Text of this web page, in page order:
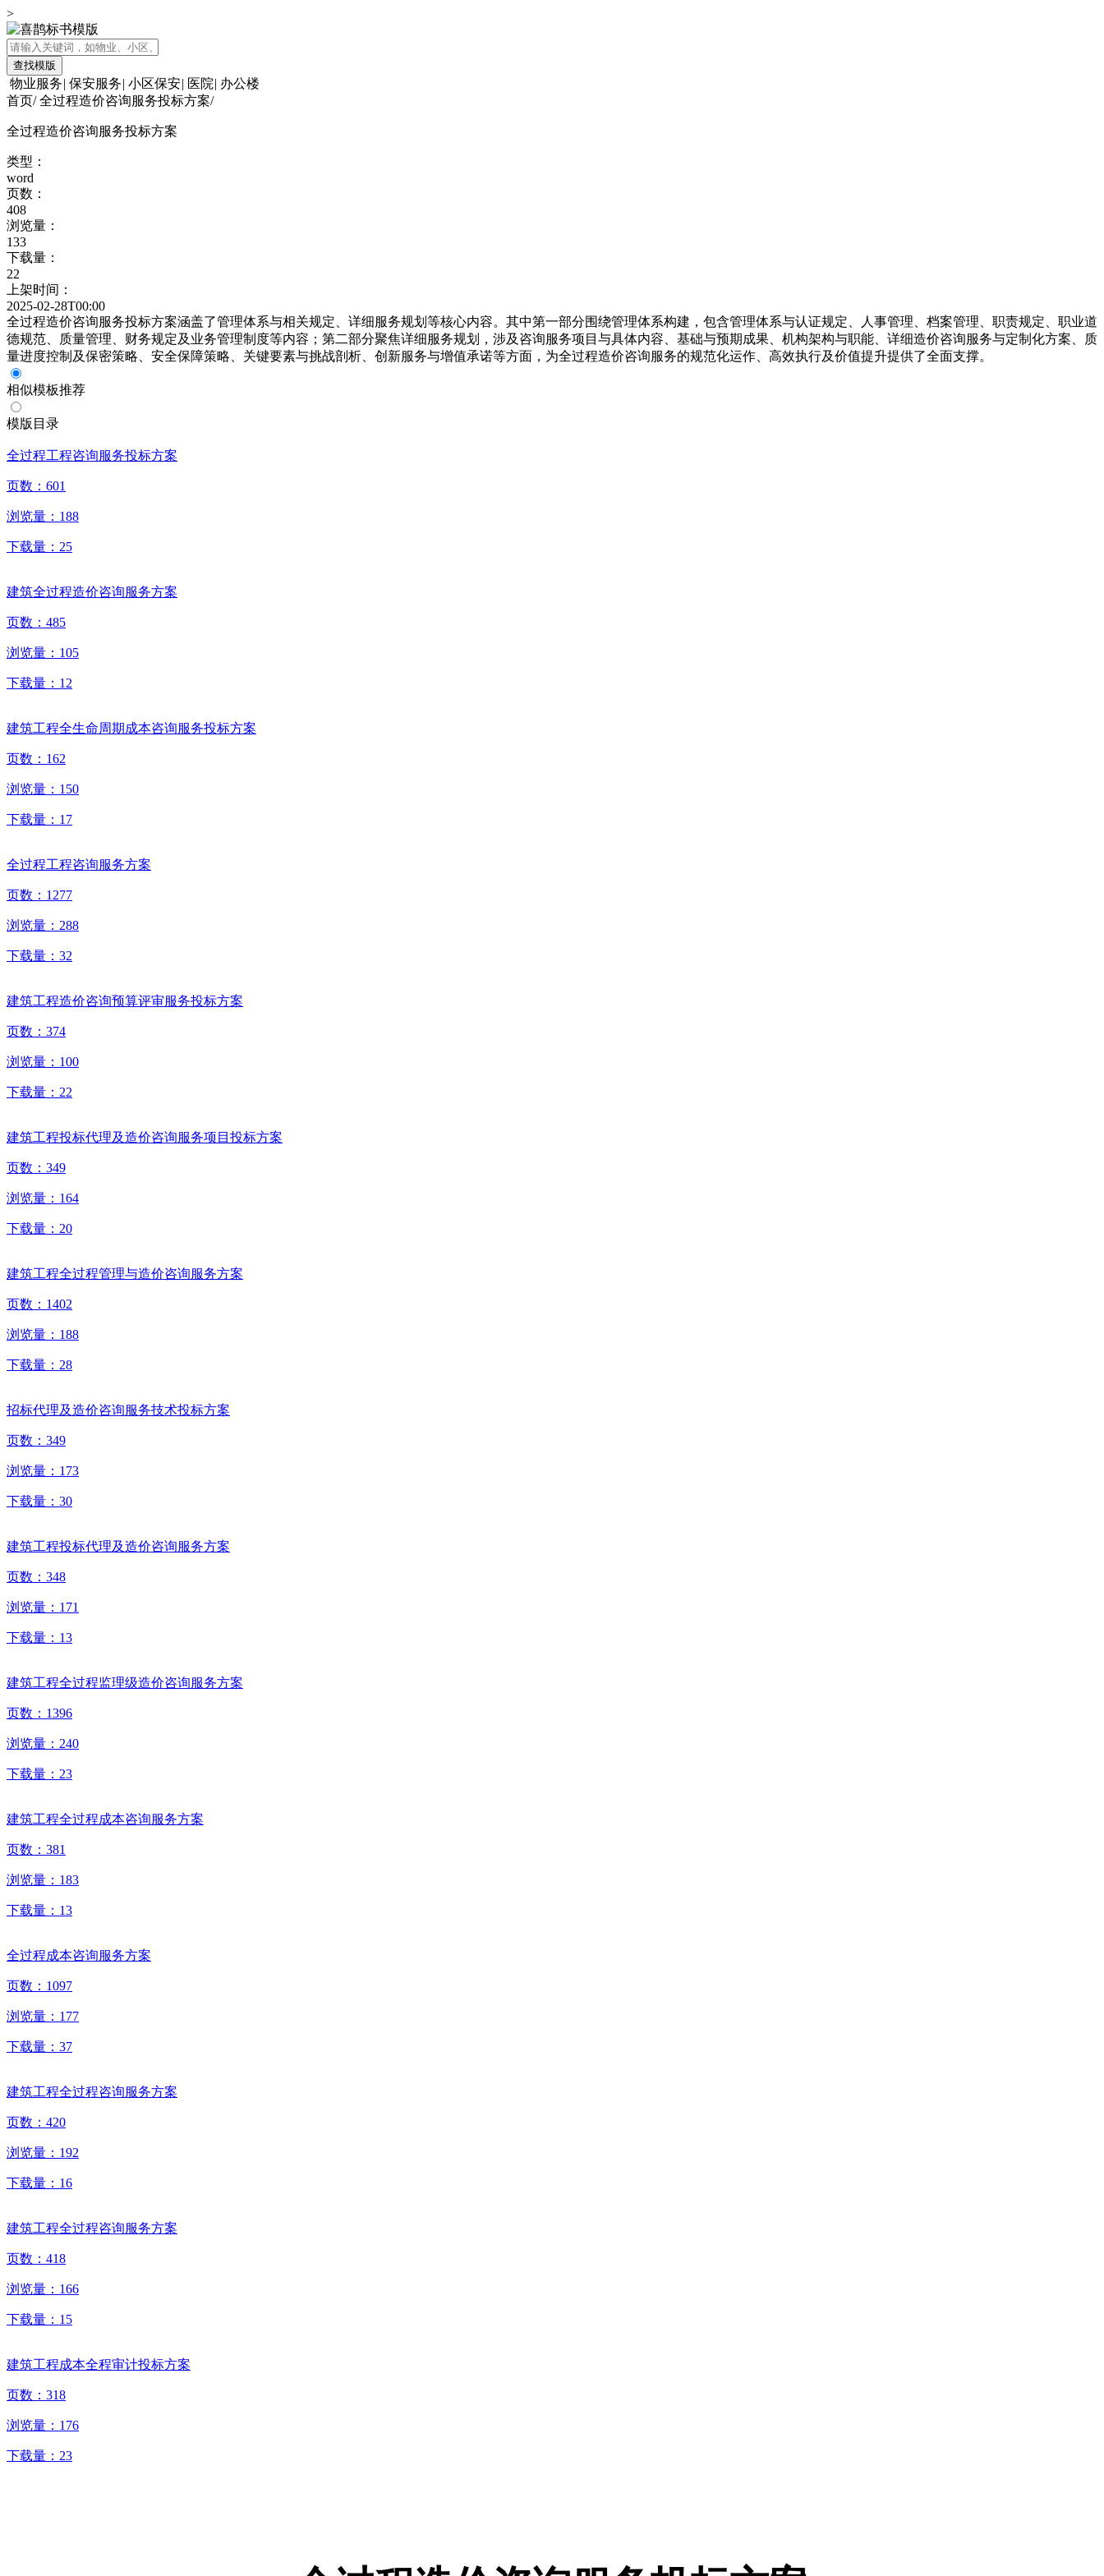
>
查找模版
物业服务| 保安服务| 小区保安| 医院| 办公楼
首页/ 全过程造价咨询服务投标方案/
全过程造价咨询服务投标方案
类型：
word
页数：
408
浏览量：
133
下载量：
22
上架时间：
2025-02-28T00:00
全过程造价咨询服务投标方案涵盖了管理体系与相关规定、详细服务规划等核心内容。其中第一部分围绕管理体系构建，包含管理体系与认证规定、人事管理、档案管理、职责规定、职业道
德规范、质量管理、财务规定及业务管理制度等内容；第二部分聚焦详细服务规划，涉及咨询服务项目与具体内容、基础与预期成果、机构架构与职能、详细造价咨询服务与定制化方案、质
量进度控制及保密策略、安全保障策略、关键要素与挑战剖析、创新服务与增值承诺等方面，为全过程造价咨询服务的规范化运作、高效执行及价值提升提供了全面支撑。
相似模板推荐
模版目录
全过程工程咨询服务投标方案
页数： 601
浏览量： 188
下载量： 25
建筑全过程造价咨询服务方案
页数： 485
浏览量： 105
下载量： 12
建筑工程全生命周期成本咨询服务投标方案
页数： 162
浏览量： 150
下载量： 17
全过程工程咨询服务方案
页数： 1277
浏览量： 288
下载量： 32
建筑工程造价咨询预算评审服务投标方案
页数： 374
浏览量： 100
下载量： 22
建筑工程投标代理及造价咨询服务项目投标方案
页数： 349
浏览量： 164
下载量： 20
建筑工程全过程管理与造价咨询服务方案
页数： 1402
浏览量： 188
下载量： 28
招标代理及造价咨询服务技术投标方案
页数： 349
浏览量： 173
下载量： 30
建筑工程投标代理及造价咨询服务方案
页数： 348
浏览量： 171
下载量： 13
建筑工程全过程监理级造价咨询服务方案
页数： 1396
浏览量： 240
下载量： 23
建筑工程全过程成本咨询服务方案
页数： 381
浏览量： 183
下载量： 13
全过程成本咨询服务方案
页数： 1097
浏览量： 177
下载量： 37
建筑工程全过程咨询服务方案
页数： 420
浏览量： 192
下载量： 16
建筑工程全过程咨询服务方案
页数： 418
浏览量： 166
下载量： 15
建筑工程成本全程审计投标方案
页数： 318
浏览量： 176
下载量： 23